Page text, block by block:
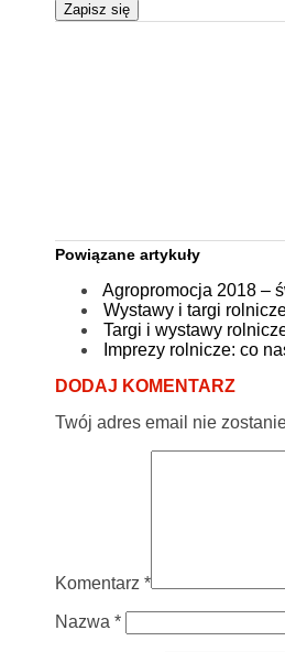
Zapisz się
Powiązane artykuły
Agropromocja 2018 –
Wystawy i targi
Targi i wystawy
Imprezy rolnicze: co
DODAJ KOMENTARZ
Twój adres email nie
Komentarz *
Nazwa *